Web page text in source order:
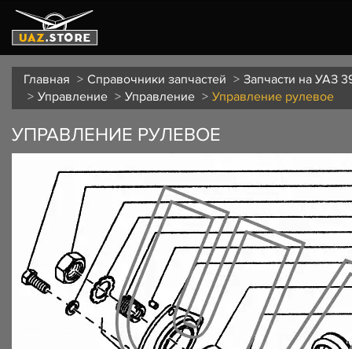
Главная Справочники запчастей
Запчасти на УАЗ
Управление
Управление Управление рулевое
УПРАВЛЕНИЕ РУЛЕВОЕ